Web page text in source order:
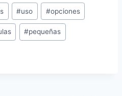
#uso #opciones
#pequeñas